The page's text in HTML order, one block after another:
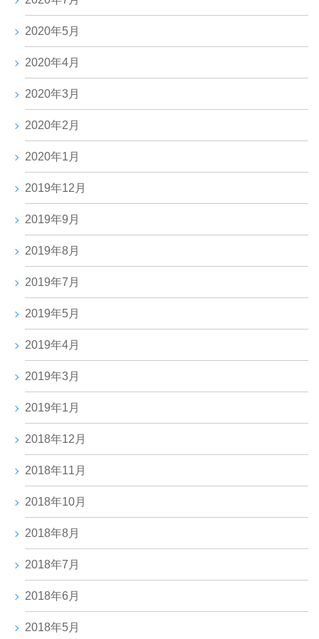
2020年5月
2020年4月
2020年3月
2020年2月
2020年1月
2019年12月
2019年9月
2019年8月
2019年7月
2019年5月
2019年4月
2019年3月
2019年1月
2018年12月
2018年11月
2018年10月
2018年8月
2018年7月
2018年6月
2018年5月